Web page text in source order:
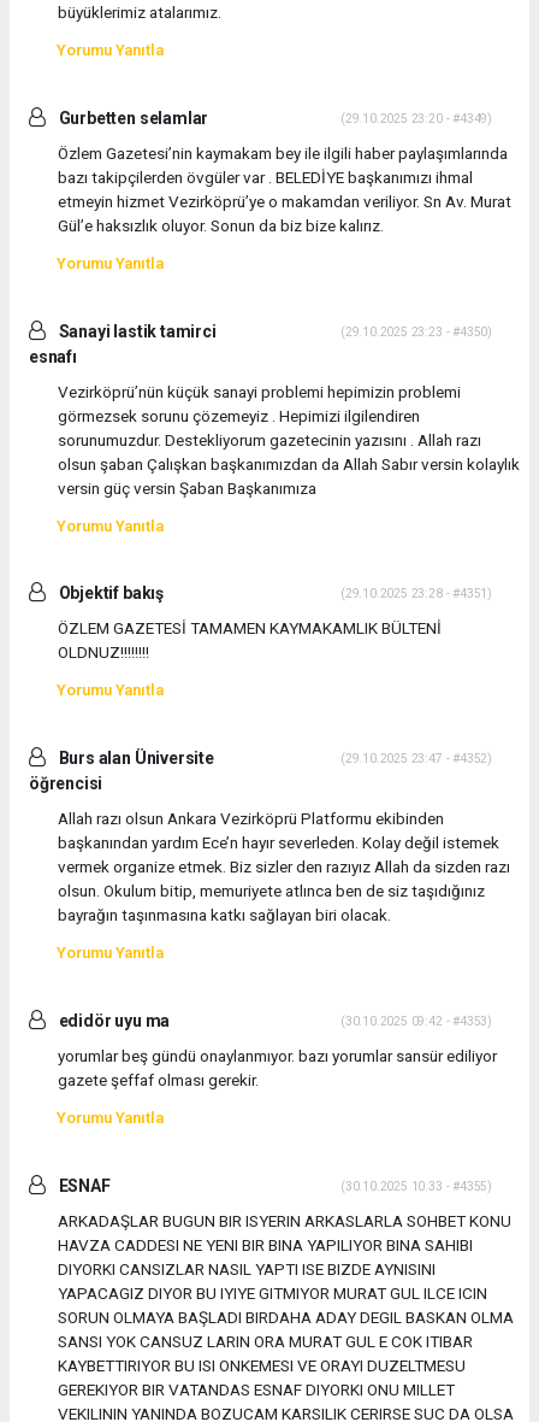
büyüklerimiz atalarımız.
Yorumu Yanıtla
Gurbetten selamlar (29.10.2025 23:20 - #4349)
Özlem Gazetesi’nin kaymakam bey ile ilgili haber paylaşımlarında
bazı takipçilerden övgüler var . BELEDİYE başkanımızı ihmal
etmeyin hizmet Vezirköprü’ye o makamdan veriliyor. Sn Av. Murat
Gül’e haksızlık oluyor. Sonun da biz bize kalırız.
Yorumu Yanıtla
Sanayi lastik tamirci
esnafı
(29.10.2025 23:23 - #4350)
Vezirköprü’nün küçük sanayi problemi hepimizin problemi
görmezsek sorunu çözemeyiz . Hepimizi ilgilendiren
sorunumuzdur. Destekliyorum gazetecinin yazısını . Allah razı
olsun şaban Çalışkan başkanımızdan da Allah Sabır versin kolaylık
versin güç versin Şaban Başkanımıza
Yorumu Yanıtla
Objektif bakış (29.10.2025 23:28 - #4351)
ÖZLEM GAZETESİ TAMAMEN KAYMAKAMLIK BÜLTENİ
OLDNUZ!!!!!!!!
Yorumu Yanıtla
Burs alan Üniversite
öğrencisi
(29.10.2025 23:47 - #4352)
Allah razı olsun Ankara Vezirköprü Platformu ekibinden
başkanından yardım Ece’n hayır severleden. Kolay değil istemek
vermek organize etmek. Biz sizler den razıyız Allah da sizden razı
olsun. Okulum bitip, memuriyete atlınca ben de siz taşıdığınız
bayrağın taşınmasına katkı sağlayan biri olacak.
Yorumu Yanıtla
edidör uyu ma (30.10.2025 09:42 - #4353)
yorumlar beş gündü onaylanmıyor. bazı yorumlar sansür ediliyor
gazete şeffaf olması gerekir.
Yorumu Yanıtla
ESNAF (30.10.2025 10:33 - #4355)
ARKADAŞLAR BUGUN BIR ISYERIN ARKASLARLA SOHBET KONU
HAVZA CADDESI NE YENI BIR BINA YAPILIYOR BINA SAHIBI
DIYORKI CANSIZLAR NASIL YAPTI ISE BIZDE AYNISINI
YAPACAGIZ DIYOR BU IYIYE GITMIYOR MURAT GUL ILCE ICIN
SORUN OLMAYA BAŞLADI BIRDAHA ADAY DEGIL BASKAN OLMA
SANSI YOK CANSUZ LARIN ORA MURAT GUL E COK ITIBAR
KAYBETTIRIYOR BU ISI ONKEMESI VE ORAYI DUZELTMESU
GEREKIYOR BIR VATANDAS ESNAF DIYORKI ONU MILLET
VEKILININ YANINDA BOZUCAM KARSILIK CERIRSE SUC DA OLSA